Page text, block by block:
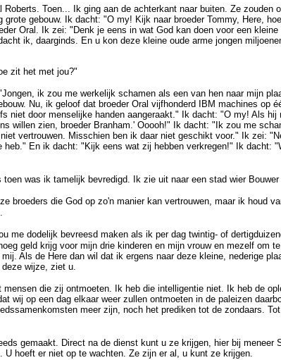
Roberts. Toen... Ik ging aan de achterkant naar buiten. Ze zouden
gebouw. Ik dacht: "O my! Kijk naar broeder Tommy, Here,
Oral. Ik zei: "Denk je eens in wat God kan doen voor een
ik, daarginds. En u kon deze kleine oude arme jongen
zit het met jou?"
ik zou me werkelijk schamen als een van hen naar mijn
Nu, ik geloof dat broeder Oral vijfhonderd IBM machines op
niet door menselijke handen aangeraakt." Ik dacht: "O my! Als
willen zien, broeder Branham.' Ooooh!" Ik dacht: "Ik zou me
vertrouwen. Misschien ben ik daar niet geschikt voor." Ik zei:
heb." En ik dacht: "Kijk eens wat zij hebben verkregen!" Ik dacht:
was ik tamelijk bevredigd. Ik zie uit naar een stad wier
broeders die God op zo'n manier kan vertrouwen, maar ik houd
me dodelijk bevreesd maken als ik per dag twintig- of
geld krijg voor mijn drie kinderen en mijn vrouw en mezelf om
Als de Here dan wil dat ik ergens naar deze kleine, nederige
wijze, ziet u.
mensen die zij ontmoeten. Ik heb die intelligentie niet. Ik heb de
wij op een dag elkaar weer zullen ontmoeten in de paleizen
meer zijn, noch het prediken tot de zondaars.
gemaakt. Direct na de dienst kunt u ze krijgen, hier bij meneer
U hoeft er niet op te wachten. Ze zijn er al, u kunt ze krijgen.